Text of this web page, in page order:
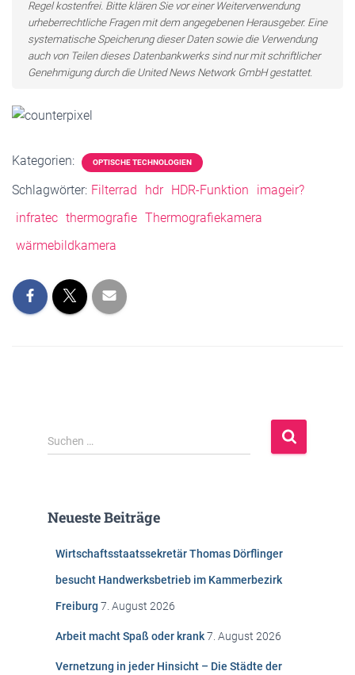
Regel kostenfrei. Bitte klären Sie vor einer Weiterverwendung
urheberrechtliche Fragen mit dem angegebenen Herausgeber. Eine
systematische Speicherung dieser Daten sowie die Verwendung
auch von Teilen dieses Datenbankwerks sind nur mit schriftlicher
Genehmigung durch die United News Network GmbH gestattet.
Kategorien: OPTISCHE TECHNOLOGIEN
Schlagwörter: Filterrad hdr HDR-Funktion
imageir?
infratec thermografie Thermografiekamera
wärmebildkamera
S
u
n
Suchen …
Neueste Beiträge
Wirtschaftsstaatssekretär Thomas Dörflinger
besucht Handwerksbetrieb im Kammerbezirk
Freiburg 7. August 2026
Arbeit macht Spaß oder krank7. August 2026
Vernetzung in jeder Hinsicht – Die Städte der